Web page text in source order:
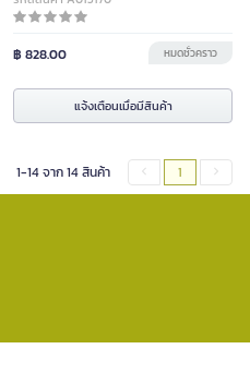
฿ 828.00 หมดชั่วคราว
แจ้งเตือนเมื่อมีสินค้า
1-14 จาก 14 สินค้า 1